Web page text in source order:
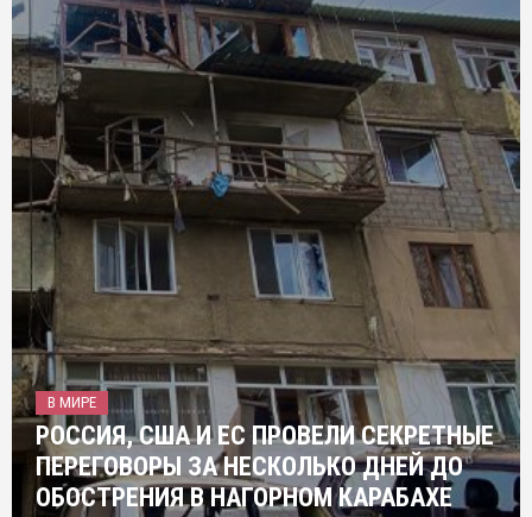
В МИРЕ
РОССИЯ, США И ЕС ПРОВЕЛИ СЕКРЕТНЫЕ
ПЕРЕГОВОРЫ ЗА НЕСКОЛЬКО ДНЕЙ ДО
ОБОСТРЕНИЯ В НАГОРНОМ КАРАБАХЕ